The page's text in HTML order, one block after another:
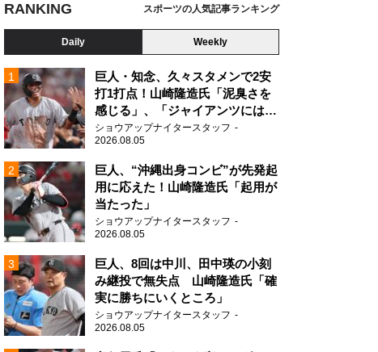
RANKING スポーツの人気記事ランキング
Daily Weekly
巨人・知念、久々スタメンで2安
打1打点！山崎隆造氏「泥臭さを
感じる」、「ジャイアンツには少
ないタイプ」
ショウアップナイタースタッフ
2026.08.05
巨人、“沖縄出身コンビ”が先発起
用に応えた！山崎隆造氏「起用が
当たった」
ショウアップナイタースタッフ
2026.08.05
巨人、8回は中川、田中瑛の小刻
み継投で無失点 山崎隆造氏「確
実に勝ちにいくところ」
ショウアップナイタースタッフ
2026.08.05